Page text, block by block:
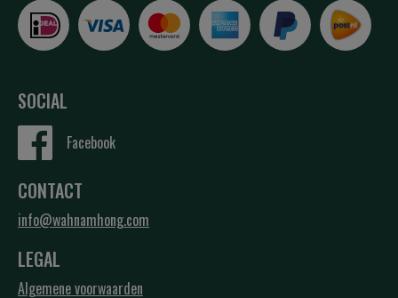
SOCIAL
Facebook
CONTACT
info@wahnamhong.com
LEGAL
Algemene voorwaarden